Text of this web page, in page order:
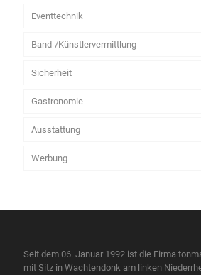
Eventtechnik
Band-/Künstlervermittlung
Sicherheit
Gastronomie
Ausstattung
Werbung
Seit dem 06. Januar 1992 ist die Firma
mit Sitz in Wachtendonk am linken